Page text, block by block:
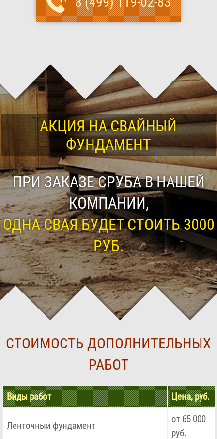
АКЦИЯ НА СВАЙНЫЙ
ФУНДАМЕНТ
ПРИ ЗАКАЗЕ СРУБА В НАШЕЙ
КОМПАНИИ,
ОДНА СВАЯ БУДЕТ СТОИТЬ 3000
РУБ.
СТОИМОСТЬ ДОПОЛНИТЕЛЬНЫХ
РАБОТ
Виды работ Цена, руб.
Ленточный фундамент
от 65 000
руб.